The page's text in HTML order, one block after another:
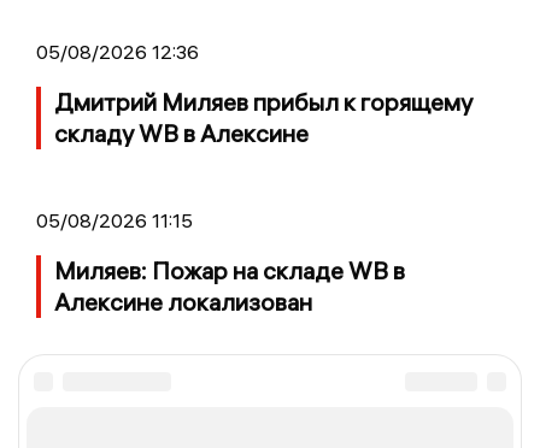
05/08/2026 12:36
Дмитрий Миляев прибыл к горящему
складу WB в Алексине
05/08/2026 11:15
Миляев: Пожар на складе WB в
Алексине локализован